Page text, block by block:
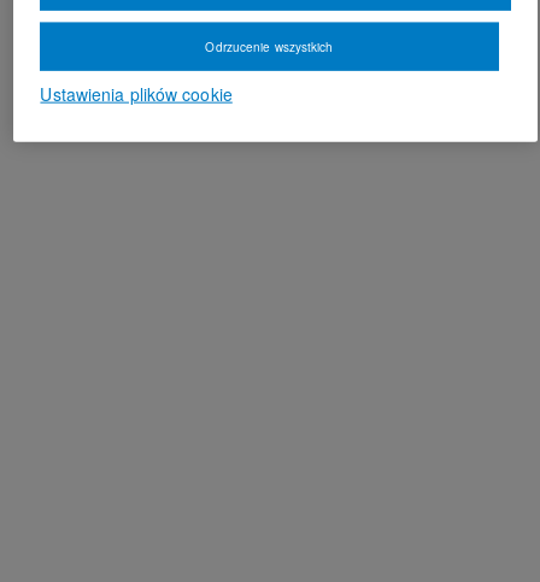
Ustawienia plików cookie
Odrzucenie wszystkich